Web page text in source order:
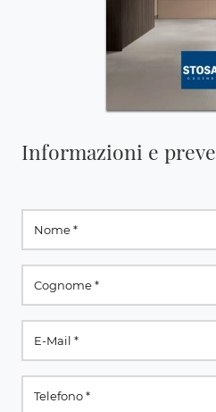
Informazioni e